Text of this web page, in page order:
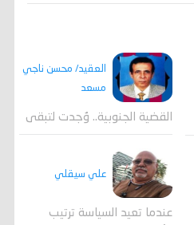
العقيد/ محسن ناجي
مسعد
القضية الجنوبية.. وُجدت لتبقى
علي سيقلي
عندما تعيد السياسة ترتيب